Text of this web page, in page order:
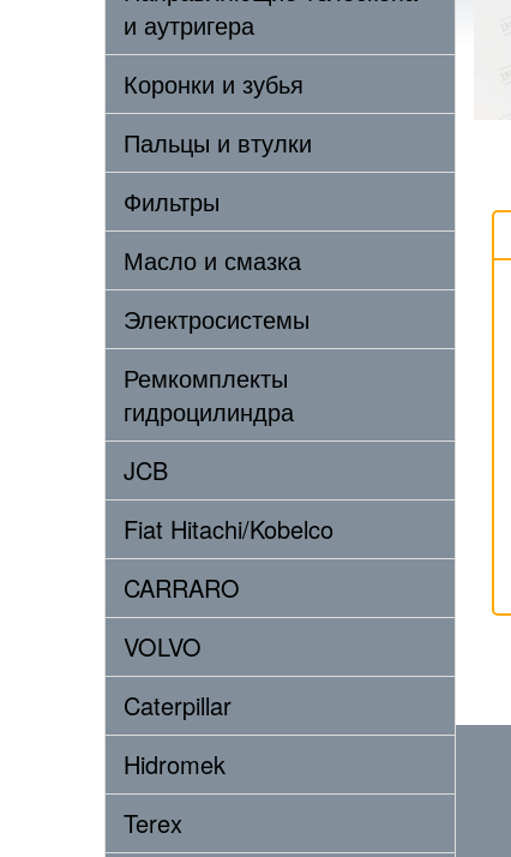
и аутригера
Коронки и зубья
Пальцы и втулки
Фильтры
Масло и смазка
Электросистемы
Ремкомплекты
гидроцилиндра
JCB
Fiat Hitachi/Kobelco
CARRARO
VOLVO
Caterpillar
Hidromek
Terex